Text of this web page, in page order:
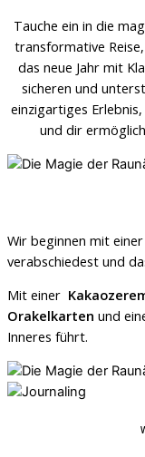
Tauche ein in die
transformative
das neue Jahr mit
sicheren und
einzigartiges
und dir
Wir beginnen mit
verabschiedest und
Mit einer
Orakelkarten und
Inneres führt.